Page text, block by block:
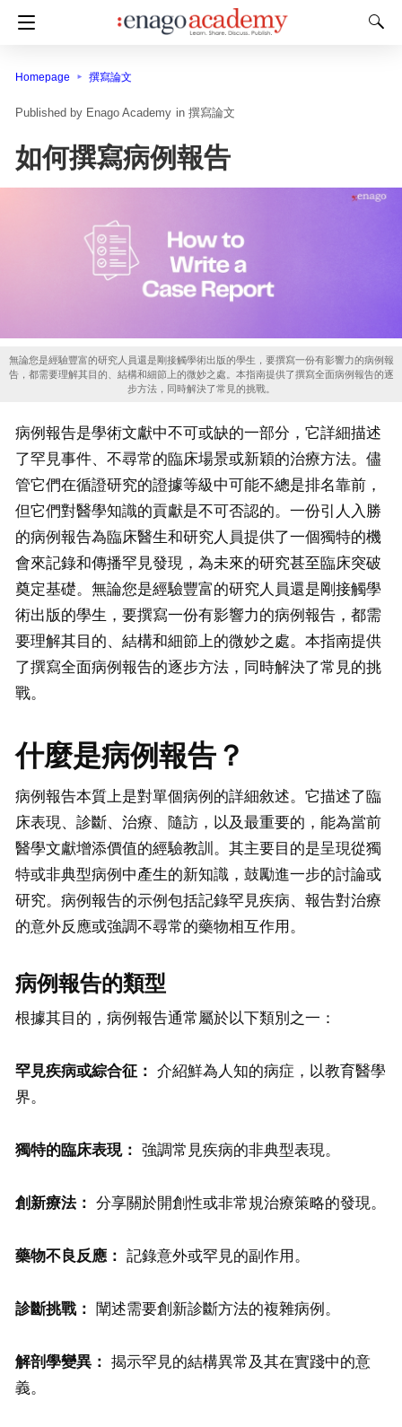
Homepage 撰寫論文
Enago Academy in 撰寫論文
如何撰寫病例報告
無論您是經驗豐富的研究人員還是剛接觸學術出版的學生，要撰寫一份有影響力的病例報
告，都需要理解其目的、結構和細節上的微妙之處。本指南提供了撰寫全面病例報告的逐
步方法，同時解決了常見的挑戰。
病例報告是學術文獻中不可或缺的一部分，它詳細描述
了罕見事件、不尋常的臨床場景或新穎的治療方法。儘
管它們在循證研究的證據等級中可能不總是排名靠前，
但它們對醫學知識的貢獻是不可否認的。一份引人入勝
的病例報告為臨床醫生和研究人員提供了一個獨特的機
會來記錄和傳播罕見發現，為未來的研究甚至臨床突破
奠定基礎。無論您是經驗豐富的研究人員還是剛接觸學
術出版的學生，要撰寫一份有影響力的病例報告，都需
要理解其目的、結構和細節上的微妙之處。本指南提供
了撰寫全面病例報告的逐步方法，同時解決了常見的挑
戰。
什麼是病例報告？
病例報告本質上是對單個病例的詳細敘述。它描述了臨
床表現、診斷、治療、隨訪，以及最重要的，能為當前
醫學文獻增添價值的經驗教訓。其主要目的是呈現從獨
特或非典型病例中產生的新知識，鼓勵進一步的討論或
研究。病例報告的示例包括記錄罕見疾病、報告對治療
的意外反應或強調不尋常的藥物相互作用。
病例報告的類型
根據其目的，病例報告通常屬於以下類別之一：
罕見疾病或綜合征： 介紹鮮為人知的病症，以教育醫學
界。
獨特的臨床表現： 強調常見疾病的非典型表現。
創新療法： 分享關於開創性或非常規治療策略的發現。
藥物不良反應： 記錄意外或罕見的副作用。
診斷挑戰： 闡述需要創新診斷方法的複雜病例。
解剖學變異： 揭示罕見的結構異常及其在實踐中的意
義。